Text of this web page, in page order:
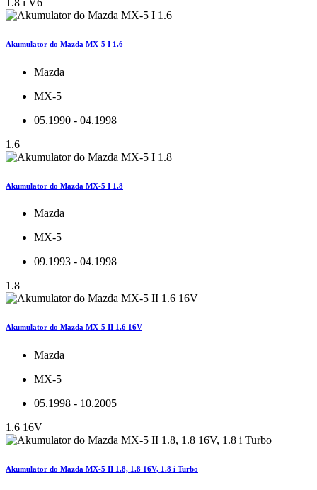
Akumulator do Mazda MX-5 I 1.6
Mazda
MX-5
05.1990 - 04.1998
1.6
Akumulator do Mazda MX-5 I 1.8
Mazda
MX-5
09.1993 - 04.1998
1.8
Akumulator do Mazda MX-5 II 1.6 16V
Mazda
MX-5
05.1998 - 10.2005
1.6 16V
Akumulator do Mazda MX-5 II 1.8, 1.8 16V, 1.8 i Turbo